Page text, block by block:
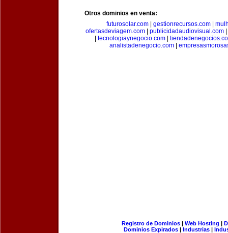
Otros dominios en venta:
futurosolar.com| gestionrecursos.com|
ofertasdeviagem.com| publicidadaudiovisual.com|
tecnologiaynegocio.com
analistadenegocio.com
Registro de Dominios| Web Hosting |
Dominios Expirados | Industrias |